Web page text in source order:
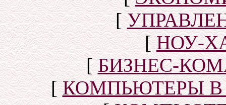
[
[НОУ-
[БИЗНЕС-
[КОМПЬЮТЕРЫ В